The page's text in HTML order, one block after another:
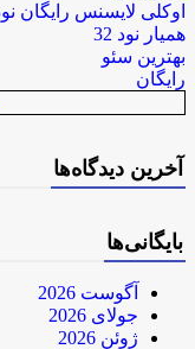
اوکلی لایسنس رایگان نود
همیار نود 32
بهترین سئو
رایگان
آخرین دیدگاه‌ها
بایگانی‌ها
آگوست 2026
جولای 2026
ژوئن 2026